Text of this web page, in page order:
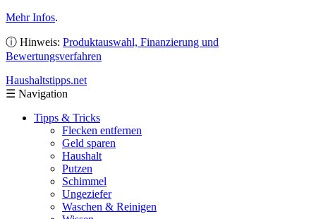
Mehr Infos.
ⓘ Hinweis: Produktauswahl, Finanzierung und
Bewertungsverfahren
Haushaltstipps.net
☰ Navigation
Tipps & Tricks
Flecken entfernen
Geld sparen
Haushalt
Putzen
Schimmel
Ungeziefer
Waschen & Reinigen